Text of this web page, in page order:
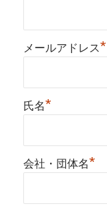
メールアドレス*
氏名*
会社・団体名*